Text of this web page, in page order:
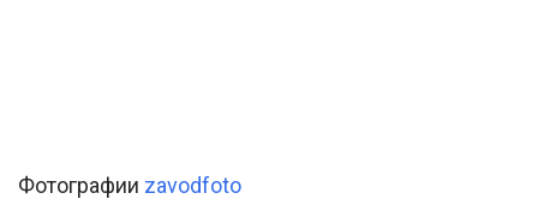
Фотографии zavodfoto